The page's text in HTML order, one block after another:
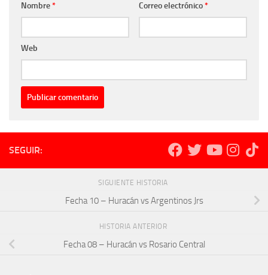
Nombre* Correo electrónico*
Web
SEGUIR:
SIGUIENTE HISTORIA
Fecha 10 – Huracán vs Argentinos Jrs
HISTORIA ANTERIOR
Fecha 08 – Huracán vs Rosario Central